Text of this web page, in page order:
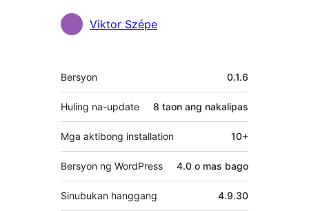
Mga Viktor Szépe
Meta
Bersyon 0.1.6
Huling na-update 8 taon ang nakalipas
Mga aktibong installation 10+
Bersyon ng WordPress 4.0 o mas bago
Sinubukan hanggang 4.9.30